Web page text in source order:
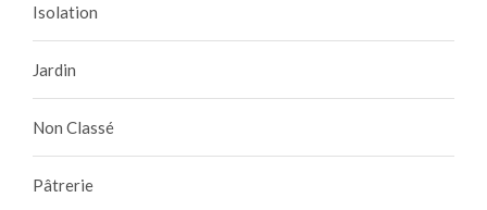
Isolation
Jardin
Non Classé
Pâtrerie